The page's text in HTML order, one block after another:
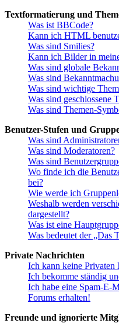
Textformatierung und
Was ist BBCode?
Kann ich HTML
Was sind Smilies?
Kann ich Bilder in
Was sind globale
Was sind
Was sind wichtige
Was sind geschlossene
Was sind Themen-
Benutzer-Stufen und
Was sind
Was sind Moderatoren?
Was sind
Wo finde ich die
bei?
Wie werde ich
Weshalb werden
dargestellt?
Was ist eine
Was bedeutet der „Das
Private Nachrichten
Ich kann keine Privaten
Ich bekomme ständig
Ich habe eine Spam-E-
Forums erhalten!
Freunde und ignorierte